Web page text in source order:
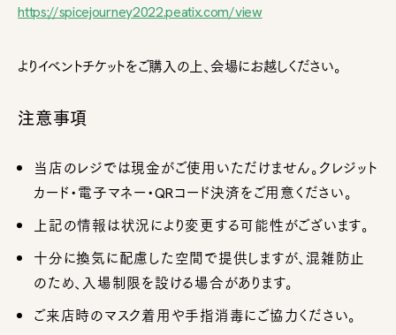
https://spicejourney2022.peatix.com/view
よりイベントチケットをご購入の上、会場にお越しください。
注意事項
当店のレジでは現金がご使用いただけません。クレジット
カード・電子マネー・QRコード決済をご用意ください。
上記の情報は状況により変更する可能性がございます。
十分に換気に配慮した空間で提供しますが、混雑防止
のため、入場制限を設ける場合があります。
ご来店時のマスク着用や手指消毒にご協力ください。